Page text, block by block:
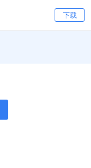
下载